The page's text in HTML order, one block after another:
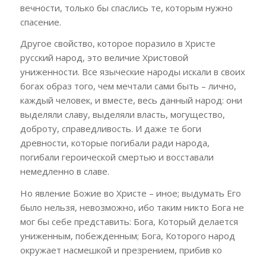
вечности, только бы спаслись те, которым нужно
спасение.
Другое свойство, которое поразило в Христе
русский народ, это величие Христовой
униженности. Все языческие народы искали в своих
богах образ того, чем мечтали сами быть – лично,
каждый человек, и вместе, весь данный народ: они
выделяли славу, выделяли власть, могущество,
доброту, справедливость. И даже те боги
древности, которые погибали ради народа,
погибали героической смертью и восставали
немедленно в славе.
Но явление Божие во Христе – иное; выдумать Его
было нельзя, невозможно, ибо таким никто Бога не
мог бы себе представить: Бога, Который делается
униженным, побежденным; Бога, Которого народ
окружает насмешкой и презрением, прибив ко